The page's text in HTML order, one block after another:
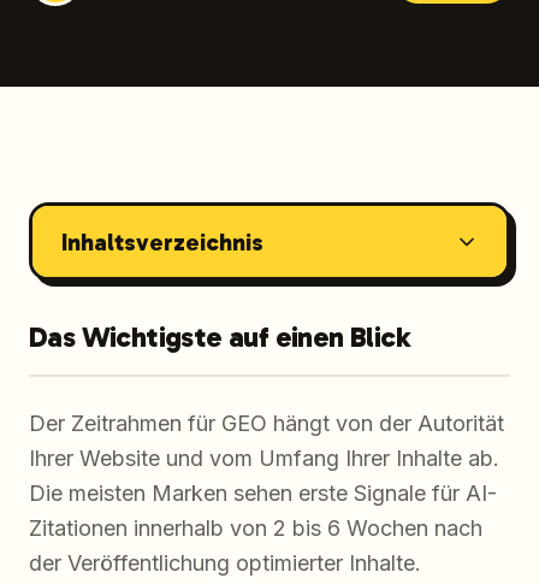
Inhaltsverzeichnis
Das Wichtigste auf einen Blick
Der Zeitrahmen für GEO hängt von der Autorität
Ihrer Website und vom Umfang Ihrer Inhalte ab.
Die meisten Marken sehen erste Signale für AI-
Zitationen innerhalb von 2 bis 6 Wochen nach
der Veröffentlichung optimierter Inhalte.